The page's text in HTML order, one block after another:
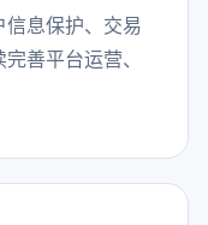
息保护、交易
善平台运营、